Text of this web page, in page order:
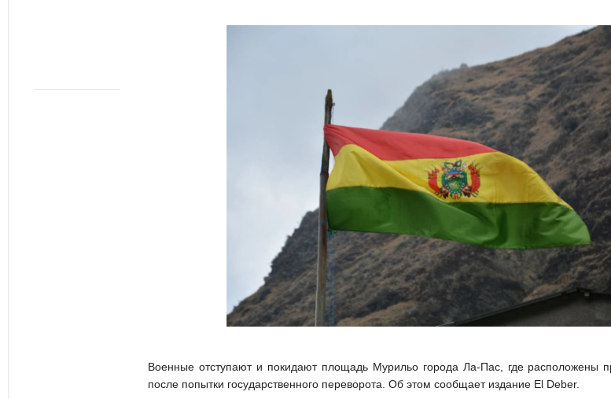
Военные отступают и покидают площадь Мурильо города Ла-Пас, где расположены
после попытки государственного переворота. Об этом сообщает издание El Deber.